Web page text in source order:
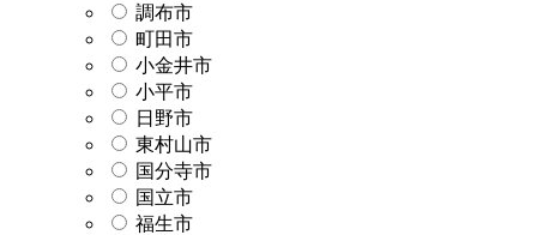
調布市
町田市
小金井市
小平市
日野市
東村山市
国分寺市
国立市
福生市